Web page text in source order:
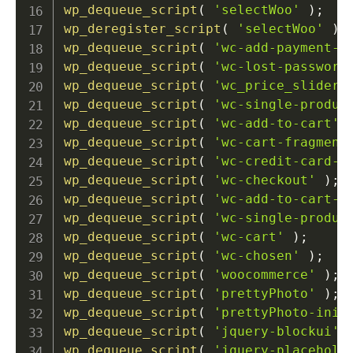
wp_dequeue_script ( 'selectWoo' ) ;
wp_deregister_script ( 'selectWoo' )
wp_dequeue_script (
'wc-add-payment-
wp_dequeue_script (
'wc-lost-
wp_dequeue_script (
'wc_price_slider'
wp_dequeue_script (
'wc-single-
wp_dequeue_script ( 'wc-add-to-cart'
wp_dequeue_script (
'wc-cart-
wp_dequeue_script (
'wc-credit-card-
wp_dequeue_script ( 'wc-checkout' ) ;
wp_dequeue_script (
'wc-add-to-cart-
wp_dequeue_script (
'wc-single-
wp_dequeue_script ( 'wc-cart' ) ;
wp_dequeue_script ( 'wc-chosen' ) ;
wp_dequeue_script ( 'woocommerce' ) ;
wp_dequeue_script ( 'prettyPhoto' ) ;
wp_dequeue_script (
'prettyPhoto-
wp_dequeue_script ( 'jquery-blockui'